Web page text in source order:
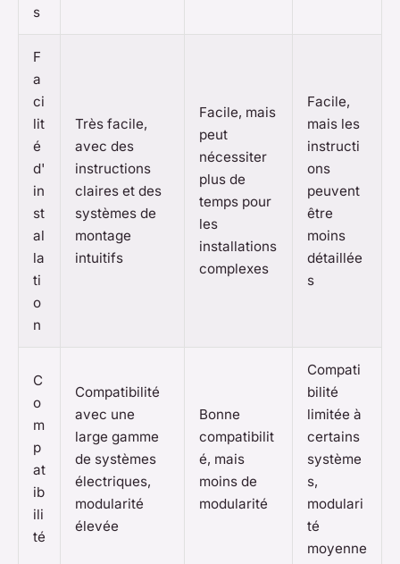
s
F
a
ci
lit
é
d'
in
st
al
la
ti
o
n
Très facile,
avec des
instructions
claires et des
systèmes de
montage
intuitifs
Facile, mais
peut
nécessiter
plus de
temps pour
les
installations
complexes
Facile,
mais les
instructi
ons
peuvent
être
moins
détaillée
s
C
o
m
p
at
ib
ili
té
Compatibilité
avec une
large gamme
de systèmes
électriques,
modularité
élevée
Bonne
compatibilit
é, mais
moins de
modularité
Compati
bilité
limitée à
certains
système
s,
modulari
té
moyenne